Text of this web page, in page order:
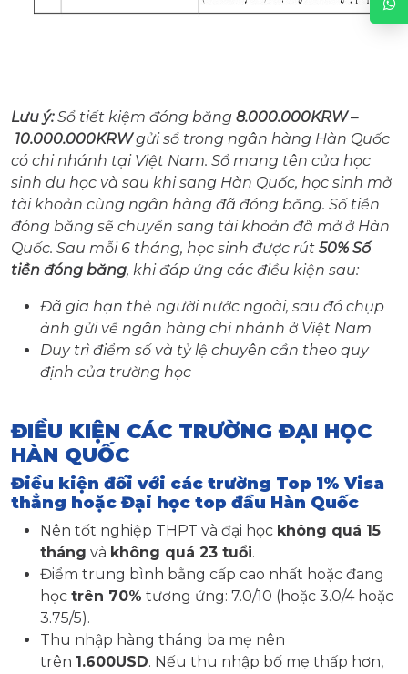
Lưu ý:Sổ tiết kiệm đóng băng 8.000.000KRW –
10.000.000KRWgửi sổ trong ngân hàng Hàn Quốc
có chi nhánh tại Việt Nam. Sổ mang tên của học
sinh du học và sau khi sang Hàn Quốc, học sinh mở
tài khoản cùng ngân hàng đã đóng băng. Số tiền
đóng băng sẽ chuyển sang tài khoản đã mở ở Hàn
Quốc. Sau mỗi 6 tháng, học sinh được rút 50% Số
tiền đóng băng, khi đáp ứng các điều kiện sau:
Đã gia hạn thẻ người nước ngoài, sau đó chụp
ảnh gửi về ngân hàng chi nhánh ở Việt Nam
Duy trì điểm số và tỷ lệ chuyên cần theo quy
định của trường học
ĐIỀU KIỆN CÁC TRƯỜNG ĐẠI HỌC
HÀN QUỐC
Điều kiện đối với các trường Top 1% Visa
thẳng hoặc Đại học top đầu Hàn Quốc
Nên tốt nghiệp THPT và đại học không quá 15
tháng và không quá 23 tuổi.
Điểm trung bình bằng cấp cao nhất hoặc đang
học trên 70% tương ứng: 7.0/10 (hoặc 3.0/4 hoặc
3.75/5).
Thu nhập hàng tháng ba mẹ nên
trên 1.600USD. Nếu thu nhập bố mẹ thấp hơn,